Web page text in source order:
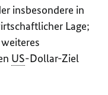
insbesondere in
Lage;
US-Dollar-Ziel